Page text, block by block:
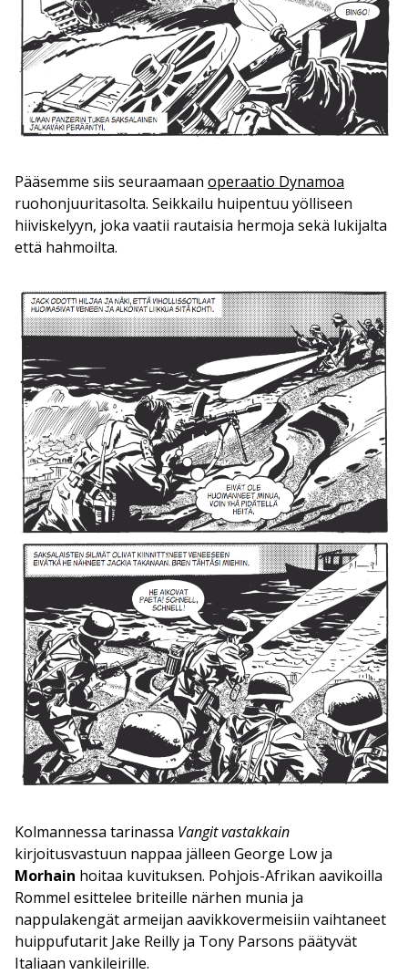
Pääsemme siis seuraamaan operaatio Dynamoa
ruohonjuuritasolta. Seikkailu huipentuu yölliseen
hiiviskelyyn, joka vaatii rautaisia hermoja sekä lukijalta
että hahmoilta.
Kolmannessa tarinassa Vangit vastakkain
kirjoitusvastuun nappaa jälleen George Low ja
Morhain hoitaa kuvituksen. Pohjois-Afrikan aavikoilla
Rommel esittelee briteille närhen munia ja
nappulakengät armeijan aavikkovermeisiin vaihtaneet
huippufutarit Jake Reilly ja Tony Parsons päätyvät
Italiaan vankileirille.